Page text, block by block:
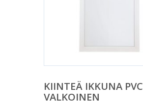
KIINTEÄ IKKUNA PVC
VALKOINEN